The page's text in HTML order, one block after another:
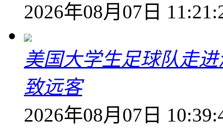
2026年08月07日
美国大学生足球队走
致远客
2026年08月07日